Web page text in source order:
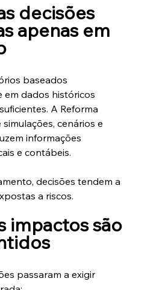
decisões
apenas em
baseados
em dados históricos
A Reforma
cenários e
informações
e contábeis.
decisões tendem a
a riscos.
impactos são
passaram a exigir